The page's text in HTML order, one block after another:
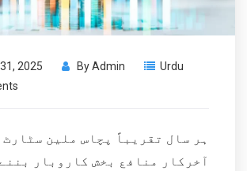
2025 ByAdmin
Urdu
ہر سال تقریباً پچاس ملین سٹارٹ
آخرکار منافع بخش کاروبار